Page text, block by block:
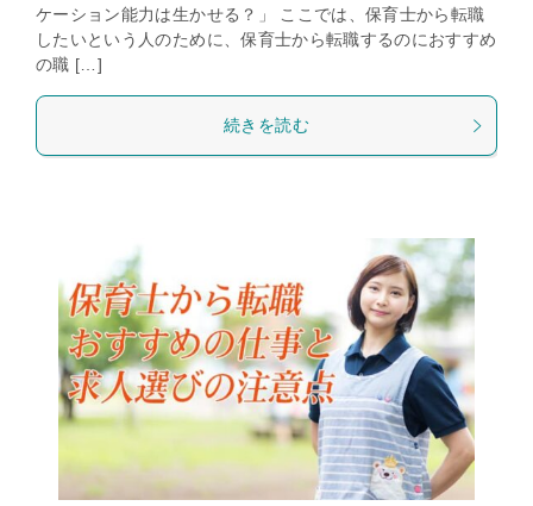
ケーション能力は生かせる？」 ここでは、保育士から転職
したいという人のために、保育士から転職するのにおすすめ
の職 […]
続きを読む